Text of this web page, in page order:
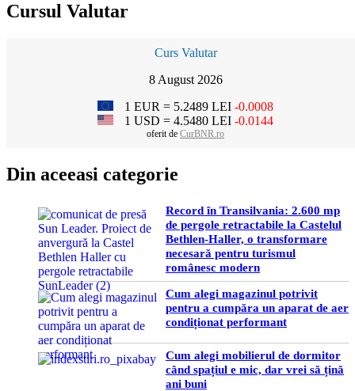
Cursul Valutar
Curs Valutar
8 August 2026
1 EUR = 5.2489 LEI -0.0008
1 USD = 4.5480 LEI -0.0144
oferit de CurBNR.ro
Din aceeasi categorie
Record în Transilvania: 2.600 mp
de pergole retractabile la Castelul
Bethlen-Haller, o transformare
necesară pentru turismul
românesc modern
Cum alegi magazinul potrivit
pentru a cumpăra un aparat de aer
condiționat performant
Cum alegi mobilierul de dormitor
când spațiul e mic, dar vrei să țină
ani buni